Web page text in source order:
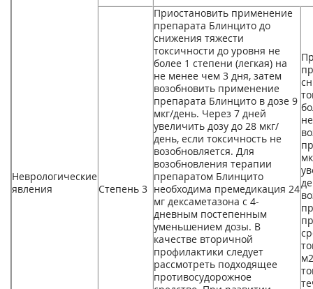
Неврологические
явления
Степень 3
Приостановить применение
препарата Блинцито до
снижения тяжести
токсичности до уровня не
более 1 степени (легкая) на
не менее чем 3 дня, затем
возобновить применение
препарата Блинцито в дозе 9
мкг/день. Через 7 дней
увеличить дозу до 28 мкг/
день, если токсичность не
возобновляется. Для
возобновления терапии
препаратом Блинцито
необходима премедикация 24
мг дексаметазона с 4-
дневным постепенным
уменьшением дозы. В
качестве вторичной
профилактики следует
рассмотреть подходящее
противосудорожное
м2